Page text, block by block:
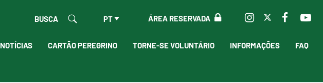
ÁREA RESERVADA
PT
BUSCA
NOTÍCIAS CARTÃO PEREGRINO TORNE-SE VOLUNTÁRIO INFORMAÇÕES FAQ